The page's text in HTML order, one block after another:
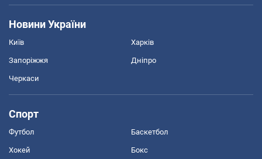
Новини України
Київ Харків
Запоріжжя Дніпро
Черкаси
Спорт
Футбол Баскетбол
Хокей Бокс